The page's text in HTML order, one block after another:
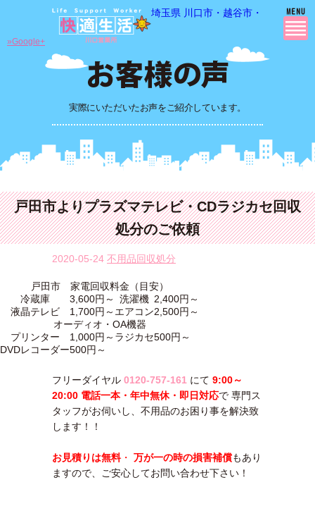
埼玉県 川口市・越谷市・さいたま
実際にいただいたお声をご紹介しています。
»Google+
戸田市よりプラズマテレビ・CDラジカセ回収
処分のご依頼
2020-05-24 不用品回収処分
戸田市 家電回収料金（目安）
冷蔵庫
3,600円～ 洗濯機 2,400円～
液晶テレビ
1,700円～ エアコン2,500円～
オーディオ・OA機器
プリンター
1,000円～ ラジカセ500円～
DVDレコーダー500円～
フリーダイヤル 0120-757-161 にて 9:00～
20:00 電話一本・年中無休・即日対応で 専門ス
タッフがお伺いし、不用品のお困り事を解決致
します！！
お見積りは無料・ 万が一の時の損害補償もあり
ますので、ご安心してお問い合わせ下さい！